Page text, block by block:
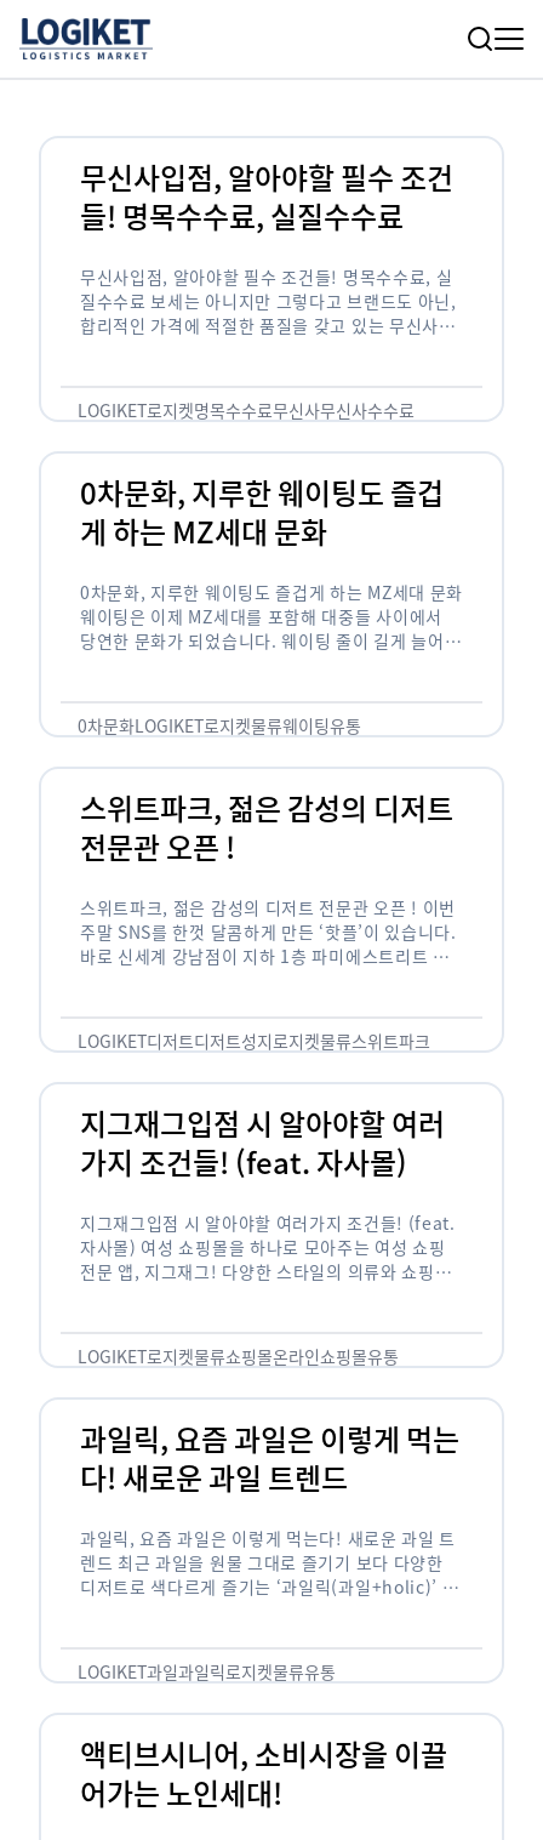
무신사입점, 알아야할 필수 조건
들! 명목수수료, 실질수수료
무신사입점, 알아야할 필수 조건들! 명목수수료, 실
질수수료 보세는 아니지만 그렇다고 브랜드도 아닌,
합리적인 가격에 적절한 품질을 갖고 있는 무신사!
LOGIKET로지켓명목수수료무신사무신사수수료
0차문화, 지루한 웨이팅도 즐겁
게 하는 MZ세대 문화
0차문화, 지루한 웨이팅도 즐겁게 하는 MZ세대 문화
웨이팅은 이제 MZ세대를 포함해 대중들 사이에서
당연한 문화가 되었습니다. 웨이팅 줄이 길게 늘어서
0차문화LOGIKET로지켓물류웨이팅유통
스위트파크, 젊은 감성의 디저트
전문관 오픈 !
스위트파크, 젊은 감성의 디저트 전문관 오픈 ! 이번
주말 SNS를 한껏 달콤하게 만든 ‘핫플’이 있습니다.
바로 신세계 강남점이 지하 1층 파미에스트리트 분
LOGIKET디저트디저트성지로지켓물류스위트파크
지그재그입점 시 알아야할 여러
가지 조건들! (feat. 자사몰)
지그재그입점 시 알아야할 여러가지 조건들! (feat.
자사몰) 여성 쇼핑몰을 하나로 모아주는 여성 쇼핑
전문 앱, 지그재그! 다양한 스타일의 의류와 쇼핑몰
LOGIKET로지켓물류쇼핑몰온라인쇼핑몰유통
과일릭, 요즘 과일은 이렇게 먹는
다! 새로운 과일 트렌드
과일릭, 요즘 과일은 이렇게 먹는다! 새로운 과일 트
렌드 최근 과일을 원물 그대로 즐기기 보다 다양한
디저트로 색다르게 즐기는 ‘과일릭(과일+holic)’ 트
…
LOGIKET과일과일릭로지켓물류유통
액티브시니어, 소비시장을 이끌
어가는 노인세대!